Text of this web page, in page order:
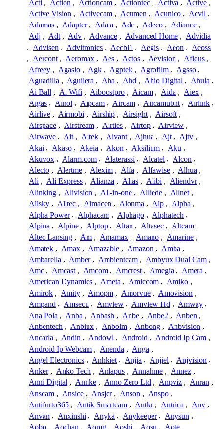
Acti , Action , Actioncam , Actiontec , Activa , Active ,
Active Vision , Activecam , Acumen , Acunico , Acvil ,
Adamas , Adapter , Adata , Adc , Adeco , Adiance ,
Adj , Adt , Adv , Advance , Advanced Home , Advidia
, Advisen , Advitronics , Aecbl1 , Aegis , Aeon , Aeoss
, Aercont , Aeromax , Aes , Aetos , Aevision , Afidus ,
Afreey , Agasio , Agk , Agptek , Agrofilm , Agsso ,
Aguadilla , Aguilera , Aha , Ahd , Ahio Digital , Ahula ,
Ai Ball , Ai Wifi , Aiboostpro , Aicam , Aida , Aiex ,
Aigas , Ainol , Aipcam , Aircam , Aircamubnt , Airlink ,
Airlive , Airmobi , Airship , Airsight , Airsoft ,
Airspace , Airstream , Airties , Airtop , Airview ,
Airwave , Ait , Aitek , Aivant , Ajhua , Ajt , Ajtv ,
Akai , Akaso , Akeia , Akon , Aksilium , Aku ,
Akuvox , Alarm.com , Alaterassi , Alcatel , Alcon ,
Alecto , Alertme , Alexim , Alfa , Alfawise , Alhua ,
Ali , Ali Express , Alianza , Alias , Alibi , Aliendvr ,
Alinking , Alivision , All-in-one , Alliede , Allnet ,
Allsky , Alltec , Almacen , Alonma , Alp , Alpha ,
Alpha Power , Alphacam , Alphago , Alphatech ,
Alpina , Alpine , Alptop , Altan , Altasec , Altcam ,
Altec Lansing , Am , Amamax , Amano , Amarine ,
Amatek , Amax , Amazable , Amazon , Amba ,
Ambarella , Amber , Ambientcam , Ambyux Dual Cam ,
Amc , Amcast , Amcom , Amcrest , Amegia , Amera ,
American Dynamics , Ameta , Amiccom , Amiko ,
Amirok , Amity , Amopm , Amorvue , Amovision ,
Ampand , Amsecu , Amview , Amview Hd , Amway ,
Ana Pola , Anba , Anbash , Anbe , Anbe2 , Anben ,
Anbentech , Anbiux , Anbolm , Anbong , Anbvision ,
Ancarla , Andin , Andowl , Android , Android Ip Cam ,
Android Ip Webcam , Anenda , Anga ,
Angel Electronics , Anhkiet , Anjia , Anjiel , Anjvision ,
Anker , Anko Tech , Anlapus , Annahme , Annez ,
Anni Digital , Annke , Anno Zero Ltd , Anpviz , Anran ,
Anscam , Ansice , Ansjer , Anson , Anspo ,
Antifurto365 , Antik Smartcam , Antkr , Antrica , Anv ,
Anvan , Anxinshi , Anyka , Anykeeper , Anysun ,
Aobo , Aochan , Aomg , Aoshi , Aosu , Aote ,